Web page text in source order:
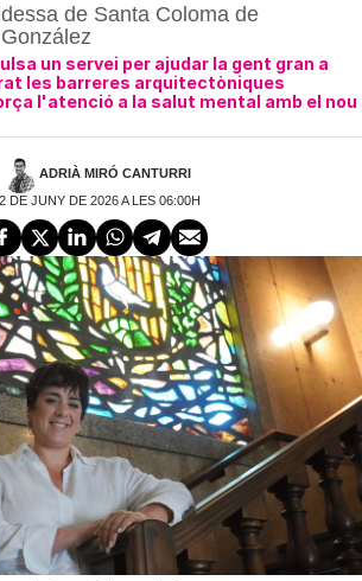
de Santa Coloma de
un servei per ajudar la gent gran a
les barreres arquitectòniques
l'atenció a la salut mental amb el nou
ADRIÀ MIRÓ CANTURRI
DE JUNY DE 2026 A LES 06:00H